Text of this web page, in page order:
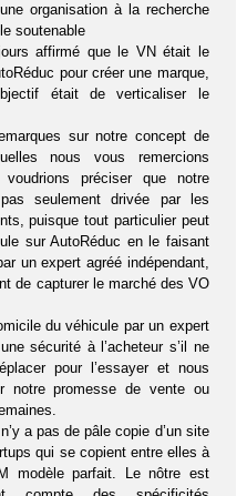
organisation à la recherche
soutenable
affirmé que le VN était le
pour créer une marque,
était de verticaliser le
sur notre concept de
nous vous remercions
voudrions préciser que notre
seulement drivée par les
puisque tout particulier peut
sur AutoRéduc en le faisant
un expert agréé indépendant,
de capturer le marché des VO
du véhicule par un expert
sécurité à l’acheteur s’il ne
pour l’essayer et nous
notre promesse de vente ou
a pas de pâle copie d’un site
qui se copient entre elles à
modèle parfait. Le nôtre est